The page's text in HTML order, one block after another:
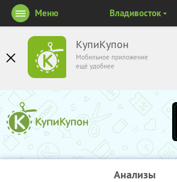
КупиКупон
Мобильное приложение
ещё удобнее
Меню Владивосток
Анализы